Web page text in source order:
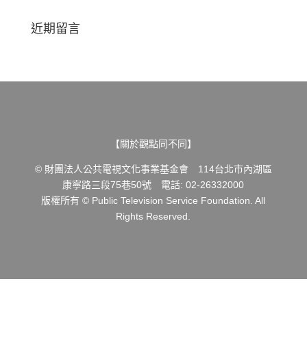
近期留言
【關於觀點同不同】
© 財團法人公共電視文化事業基金會 114台北市內湖區
康寧路三段75巷50號 電話: 02-26332000
版權所有 © Public Television Service Foundation. All
Rights Reserved.